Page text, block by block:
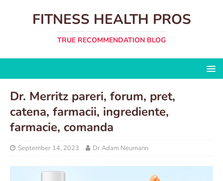
FITNESS HEALTH PROS
TRUE RECOMMENDATION BLOG
Dr. Merritz pareri, forum, pret,
catena, farmacii, ingrediente,
farmacie, comanda
September 14, 2023 Dr Adam Neumann